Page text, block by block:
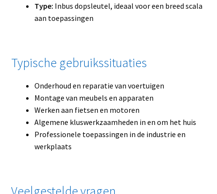
Type: Inbus dopsleutel, ideaal voor een breed scala
aan toepassingen
Typische gebruikssituaties
Onderhoud en reparatie van voertuigen
Montage van meubels en apparaten
Werken aan fietsen en motoren
Algemene kluswerkzaamheden in en om het huis
Professionele toepassingen in de industrie en
werkplaats